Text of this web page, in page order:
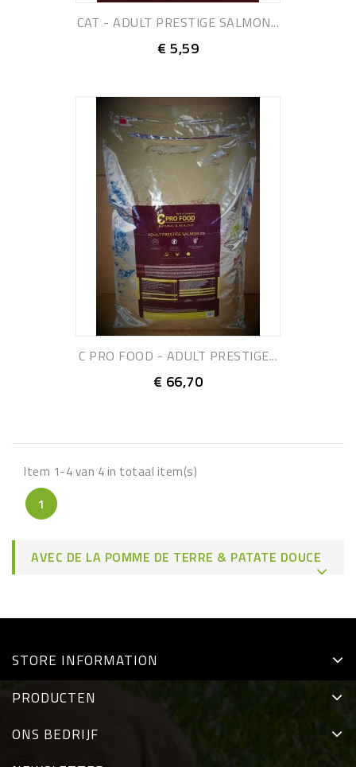
CAT - ADULT PRESTIGE SALMON...
€ 5,59
C PRO FOOD - ADULT PRESTIGE...
€ 66,70
Item 1-4 van 4 in totaal item(s)
1
AVEC DE LA POMME DE TERRE & PATATE DOUCE
STORE INFORMATION
PRODUCTEN
ONS BEDRIJF